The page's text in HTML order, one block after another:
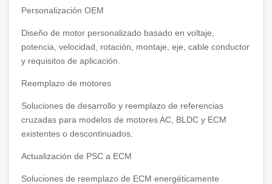
Personalización OEM
Diseño de motor personalizado basado en voltaje,
potencia, velocidad, rotación, montaje, eje, cable conductor
y requisitos de aplicación.
Reemplazo de motores
Soluciones de desarrollo y reemplazo de referencias
cruzadas para modelos de motores AC, BLDC y ECM
existentes o descontinuados.
Actualización de PSC a ECM
Soluciones de reemplazo de ECM energéticamente